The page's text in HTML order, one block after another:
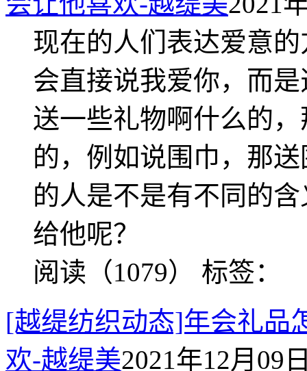
现在的人们表达爱意
会直接说我爱你，而
送一些礼物啊什么的
的，例如说围巾，那
的人是不是有不同的
给他呢？
阅读（1079） 标签：
[越缇纺织动态]年会礼品
欢-越缇美2021年12月09